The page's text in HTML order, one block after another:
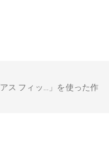
ス フィッ...」を使った作